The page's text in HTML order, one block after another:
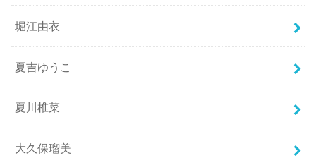
堀江由衣
夏吉ゆうこ
夏川椎菜
大久保瑠美